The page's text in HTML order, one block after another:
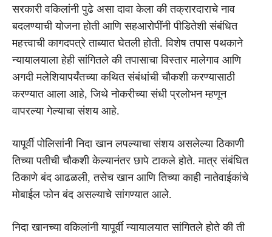
सरकारी वकिलांनी पुढे असा दावा केला की तक्रारदाराचे नाव
बदलण्याची योजना होती आणि सहआरोपींनी पीडितेशी संबंधित
महत्त्वाची कागदपत्रे ताब्यात घेतली होती. विशेष तपास पथकाने
न्यायालयाला हेही सांगितले की तपासाचा विस्तार मालेगाव आणि
अगदी मलेशियापर्यंतच्या कथित संबंधांची चौकशी करण्यासाठी
करण्यात आला आहे, जिथे नोकरीच्या संधी प्रलोभन म्हणून
वापरल्या गेल्याचा संशय आहे.
यापूर्वी पोलिसांनी निदा खान लपल्याचा संशय असलेल्या ठिकाणी
तिच्या पतीची चौकशी केल्यानंतर छापे टाकले होते. मात्र संबंधित
ठिकाणे बंद आढळली, तसेच खान आणि तिच्या काही नातेवाईकांचे
मोबाईल फोन बंद असल्याचे सांगण्यात आले.
निदा खानच्या वकिलांनी यापूर्वी न्यायालयात सांगितले होते की ती